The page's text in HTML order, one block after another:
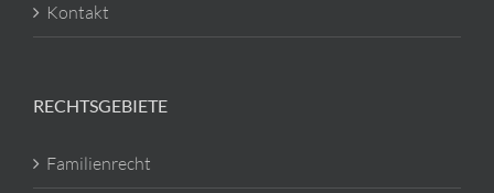
Kontakt
RECHTSGEBIETE
Familienrecht